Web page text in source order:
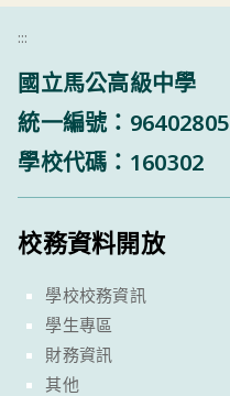
:::
國立馬公高級中學
統一編號：96402805
學校代碼：160302
校務資料開放
學校校務資訊
學生專區
財務資訊
其他